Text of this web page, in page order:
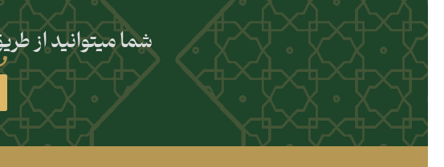
شما میتوانید از